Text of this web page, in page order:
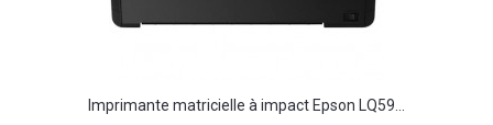
Imprimante matricielle à impact Epson LQ59...